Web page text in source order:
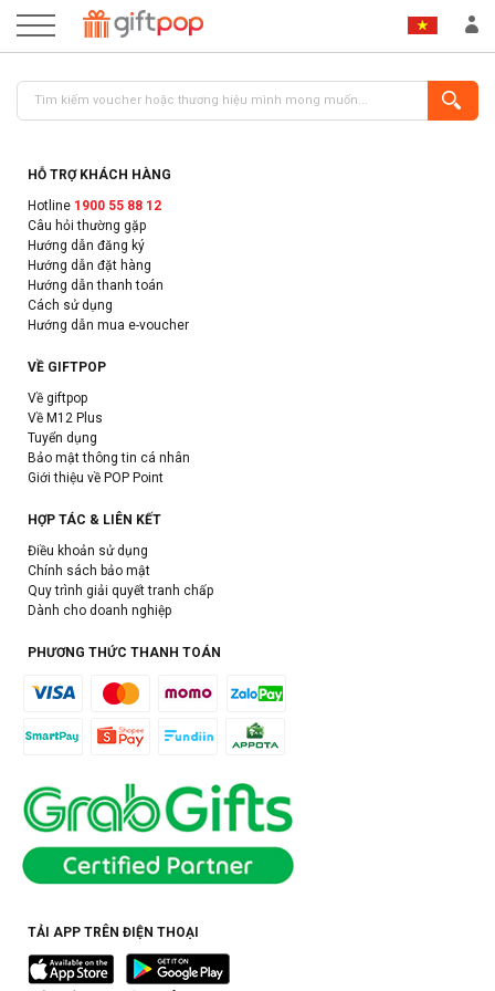
ĐĂNG NHẬP
HỖ TRỢ KHÁCH HÀNG
Hotline 1900 55 88 12
Câu hỏi thường gặp
Hướng dẫn đăng ký
Hướng dẫn đặt hàng
Hướng dẫn thanh toán
Cách sử dụng
Hướng dẫn mua e-voucher
VỀ GIFTPOP
Về giftpop
Về M12 Plus
Tuyển dụng
Bảo mật thông tin cá nhân
Giới thiệu về POP Point
HỢP TÁC & LIÊN KẾT
Điều khoản sử dụng
Chính sách bảo mật
Quy trình giải quyết tranh chấp
Dành cho doanh nghiệp
PHƯƠNG THỨC THANH TOÁN
TẢI APP TRÊN ĐIỆN THOẠI